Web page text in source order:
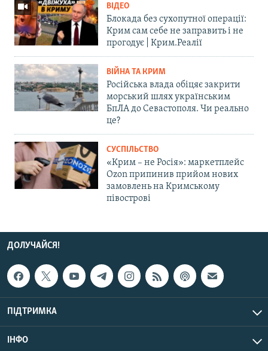
ВІДЕО
Блокада без сухопутної операції:
Крим сам себе не заправить і не
прогодує | Крим.Реалії
ВІЙНА ТА КРИМ
Російська влада обіцяє закрити
морський шлях українським
БпЛА до Севастополя. Чи реально
це?
СУСПІЛЬСТВО
«Крим – не Росія»: маркетплейс
Ozon припинив прийом нових
замовлень на Кримському
півострові
ДОЛУЧАЙСЯ!
ПІДТРИМКА
ІНФО